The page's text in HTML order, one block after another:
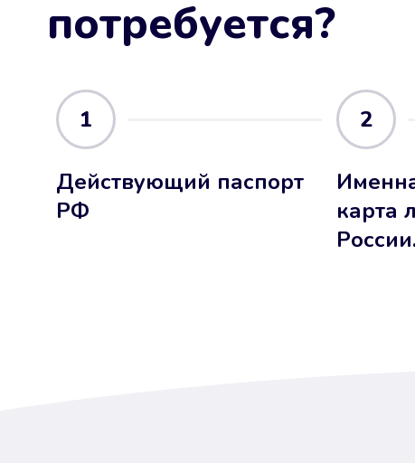
потребуется?
1
Действующий паспорт
РФ
2
карта
России.